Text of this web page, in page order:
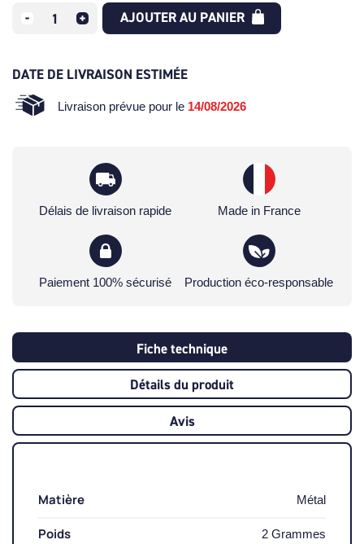
AJOUTER AU PANIER
DATE DE LIVRAISON ESTIMÉE
Livraison prévue pour le 14/08/2026
Délais de livraison rapide Made in France
Paiement 100% sécurisé Production éco-responsable
Fiche technique
Détails du produit
Avis
Matière Métal
Poids 2 Grammes